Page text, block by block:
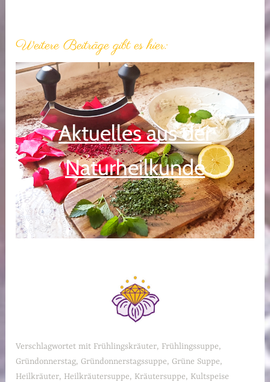
Weitere Beiträge gibt es hier:
Aktuelles aus der
Naturheilkunde
Verschlagwortet mit Frühlingskräuter, Frühlingssuppe,
Gründonnerstag, Gründonnerstagssuppe, Grüne Suppe,
Heilkräuter, Heilkräutersuppe, Kräutersuppe, Kultspeise